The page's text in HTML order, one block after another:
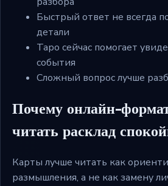
Быстрый ответ не всегда
детали
Таро сейчас помогает
события
Сложный вопрос лучше
Почему онлайн-
читать расклад
Карты лучше читать как
размышления, а не как замену